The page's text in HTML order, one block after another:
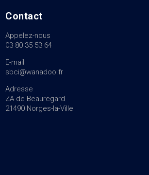
Contact
Appelez-nous
03 80 35 53 64
E-mail
sbci@wanadoo.fr
Adresse
ZA de Beauregard
21490 Norges-la-Ville